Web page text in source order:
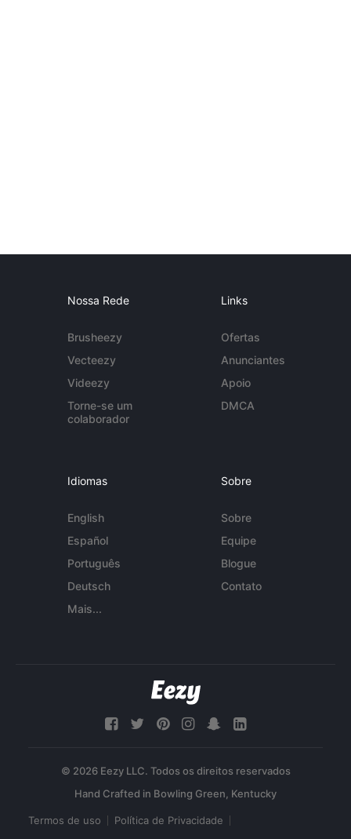
Nossa Rede
Brusheezy
Vecteezy
Videezy
Torne-se um
colaborador
Links
Ofertas
Anunciantes
Apoio
DMCA
Idiomas
English
Español
Português
Deutsch
Mais...
Sobre
Sobre
Equipe
Blogue
Contato
© 2026 Eezy LLC. Todos os direitos reservados
Termos de uso Política de Privacidade